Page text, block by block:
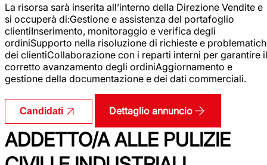
La risorsa sarà inserita all’interno della Direzione Vendite e
si occuperà di:Gestione e assistenza del portafoglio
clientiInserimento, monitoraggio e verifica degli
ordiniSupporto nella risoluzione di richieste e
dei clientiCollaborazione con i reparti interni per garantire il
corretto avanzamento degli ordiniAggiornamento e
gestione della documentazione e dei dati commerciali.
Candidati Dettaglio annuncio
ADDETTO/A ALLE PULIZIE